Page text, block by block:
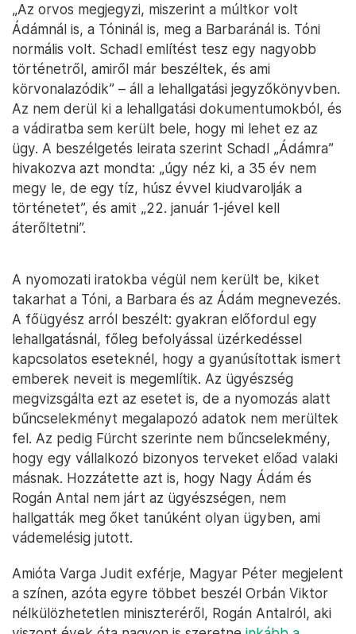
„Az orvos megjegyzi, miszerint a múltkor volt
Ádámnál is, a Tóninál is, meg a Barbaránál is. Tóni
normális volt. Schadl említést tesz egy nagyobb
történetről, amiről már beszéltek, és ami
körvonalazódik” – áll a lehallgatási jegyzőkönyvben.
Az nem derül ki a lehallgatási dokumentumokból, és
a vádiratba sem került bele, hogy mi lehet ez az
ügy. A beszélgetés leirata szerint Schadl „Ádámra”
hivakozva azt mondta: „úgy néz ki, a 35 év nem
megy le, de egy tíz, húsz évvel kiudvarolják a
történetet”, és amit „22. január 1-jével kell
áterőltetni”.
A nyomozati iratokba végül nem került be, kiket
takarhat a Tóni, a Barbara és az Ádám megnevezés.
A főügyész arról beszélt: gyakran előfordul egy
lehallgatásnál, főleg befolyással üzérkedéssel
kapcsolatos eseteknél, hogy a gyanúsítottak ismert
emberek neveit is megemlítik. Az ügyészség
megvizsgálta ezt az esetet is, de a nyomozás alatt
bűncselekményt megalapozó adatok nem merültek
fel. Az pedig Fürcht szerinte nem bűncselekmény,
hogy egy vállalkozó bizonyos terveket előad valaki
másnak. Hozzátette azt is, hogy Nagy Ádám és
Rogán Antal nem járt az ügyészségen, nem
hallgatták meg őket tanúként olyan ügyben, ami
vádemelésig jutott.
Amióta Varga Judit exférje, Magyar Péter megjelent
a színen, azóta egyre többet beszél Orbán Viktor
nélkülözhetetlen miniszteréről, Rogán Antalról, aki